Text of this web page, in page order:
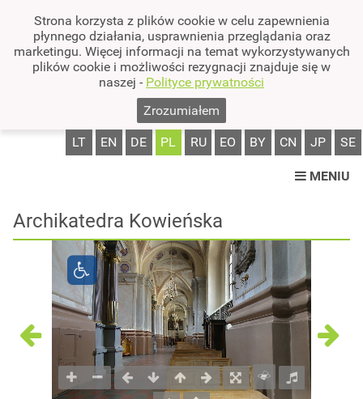
Strona korzysta z plików cookie w celu zapewnienia
płynnego działania, usprawnienia przeglądania oraz
marketingu. Więcej informacji na temat wykorzystywanych
plików cookie i możliwości rezygnacji znajduje się w
naszej - Polityce prywatności
Zrozumiałem
LT EN DE PL RU EO BY CN JP SE
MENIU
Archikatedra Kowieńska